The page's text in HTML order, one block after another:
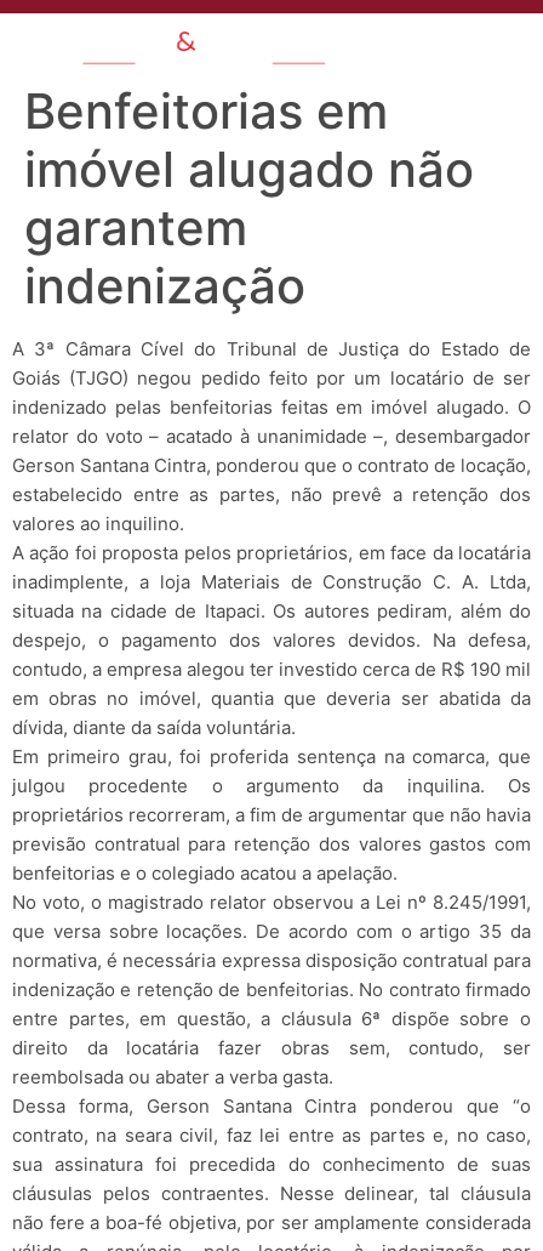
Benfeitorias em
imóvel alugado não
garantem
indenização
A 3ª Câmara Cível do Tribunal de Justiça do Estado de
Goiás (TJGO) negou pedido feito por um locatário de ser
indenizado pelas benfeitorias feitas em imóvel alugado. O
relator do voto – acatado à unanimidade –, desembargador
Gerson Santana Cintra, ponderou que o contrato de locação,
estabelecido entre as partes, não prevê a retenção dos
valores ao inquilino.
A ação foi proposta pelos proprietários, em face da locatária
inadimplente, a loja Materiais de Construção C. A. Ltda,
situada na cidade de Itapaci. Os autores pediram, além do
despejo, o pagamento dos valores devidos. Na defesa,
contudo, a empresa alegou ter investido cerca de R$ 190 mil
em obras no imóvel, quantia que deveria ser abatida da
dívida, diante da saída voluntária.
Em primeiro grau, foi proferida sentença na comarca, que
julgou procedente o argumento da inquilina. Os
proprietários recorreram, a fim de argumentar que não havia
previsão contratual para retenção dos valores gastos com
benfeitorias e o colegiado acatou a apelação.
No voto, o magistrado relator observou a Lei nº 8.245/1991,
que versa sobre locações. De acordo com o artigo 35 da
normativa, é necessária expressa disposição contratual para
indenização e retenção de benfeitorias. No contrato firmado
entre partes, em questão, a cláusula 6ª dispõe sobre o
direito da locatária fazer obras sem, contudo, ser
reembolsada ou abater a verba gasta.
Dessa forma, Gerson Santana Cintra ponderou que “o
contrato, na seara civil, faz lei entre as partes e, no caso,
sua assinatura foi precedida do conhecimento de suas
cláusulas pelos contraentes. Nesse delinear, tal cláusula
não fere a boa-fé objetiva, por ser amplamente considerada